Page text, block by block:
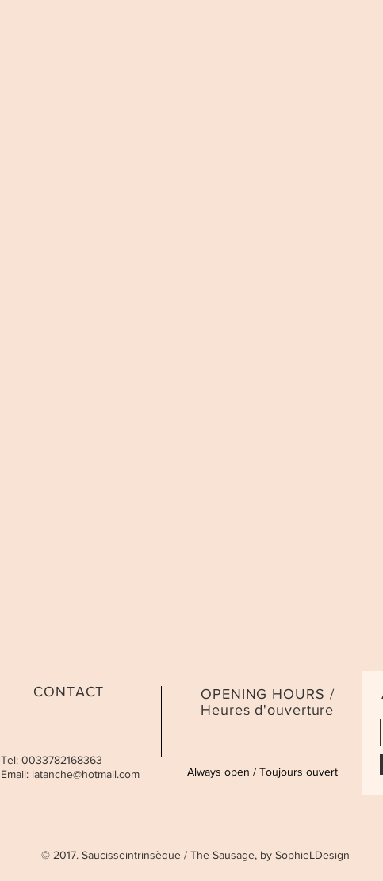
CONTACT
Tel: 0033782168363
Email: latanche@hotmail.com
OPENING HOURS /
Heures d'ouverture
Always open / Toujours ouvert
© 2017. Saucisseintrinsèque / The Sausage, by SophieLDesign